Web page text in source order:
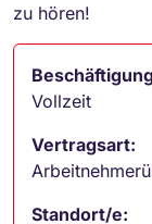
zu hören!
Vollzeit
Vertragsart:
Standort/e: